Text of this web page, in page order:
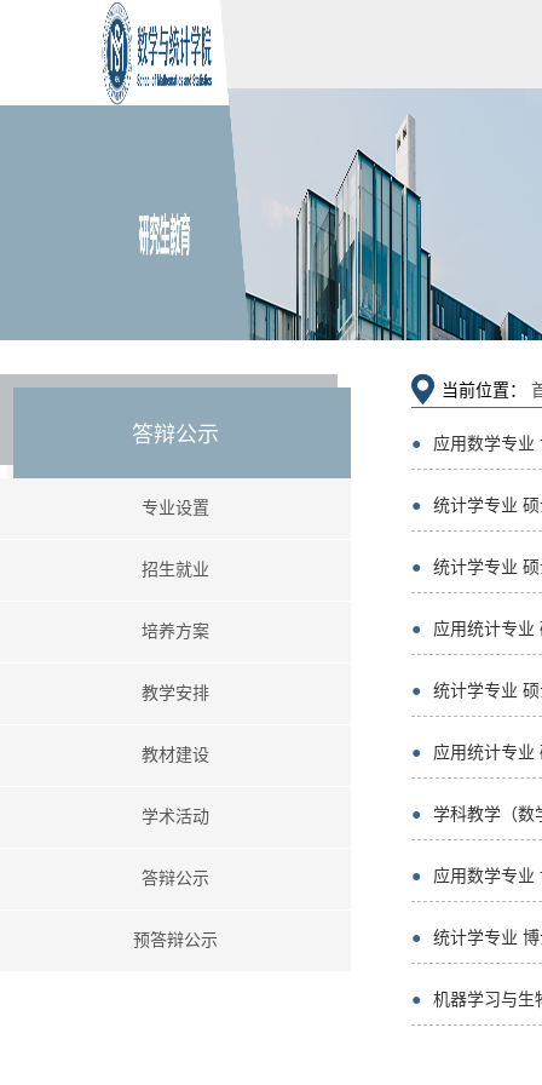
答辩公示
专业设置
招生就业
培养方案
教学安排
教材建设
学术活动
答辩公示
预答辩公示
当前位置：
● 应用数学专业
● 统计学专业
● 统计学专业
● 应用统计专业
● 统计学专业
● 应用统计专业
● 学科教学（数
● 应用数学专业
● 统计学专业
● 机器学习与生